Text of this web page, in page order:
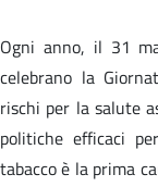
Ogni anno, il 31
celebrano la
rischi per la salute
politiche efficaci
tabacco è la prima